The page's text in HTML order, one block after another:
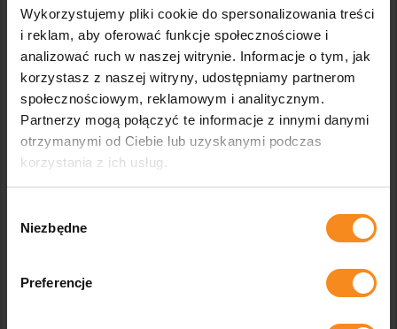
Wykorzystujemy pliki cookie do spersonalizowania treści
i reklam, aby oferować funkcje społecznościowe i
analizować ruch w naszej witrynie. Informacje o tym, jak
korzystasz z naszej witryny, udostępniamy partnerom
społecznościowym, reklamowym i analitycznym.
Partnerzy mogą połączyć te informacje z innymi danymi
otrzymanymi od Ciebie lub uzyskanymi podczas
korzystania z ich usług.
zgody
Niezbędne
Preferencje